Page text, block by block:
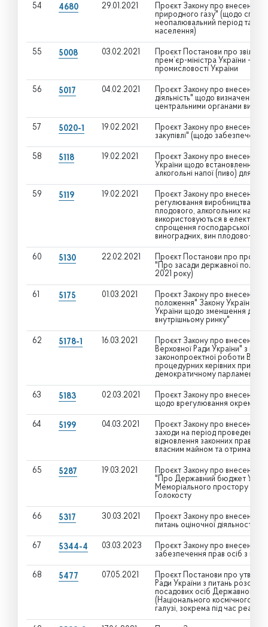
54 4680 29.01.2021
Проєкт Закону про внесення
природного газу" (щодо
неопалювальний період та
населення)
55 5008 03.02.2021
Проєкт Постанови про
прем’єр-міністра України –
промисловості України
56 5017 04.02.2021
Проєкт Закону про внесення
діяльність" щодо визначення
центральними органами
57 5020-1 19.02.2021
Проєкт Закону про внесення
закупівлі" (щодо
58 5118 19.02.2021
Проєкт Закону про внесення
України щодо встановлення
алкогольні напої (пиво) для
59 5119 19.02.2021
Проєкт Закону про внесення
регулювання виробництва і
плодового, алкогольних
використовуються в
спрощення господарської
виноградних, вин плодово-
60 5130 22.02.2021
Проєкт Постанови про
"Про засади державної
2021 року)
61 5175 01.03.2021
Проєкт Закону про внесення
положення" Закону України
України щодо зменшення
внутрішньому ринку"
62 5178-1 16.03.2021
Проєкт Закону про внесення
Верховної Ради України" з
законопроектної роботи
процедурних керівних
демократичному парламенті
63 5183 02.03.2021
Проєкт Закону про внесення
щодо врегулювання окремих
64 5199 04.03.2021
Проєкт Закону про внесення
заходи на період проведення
відновлення законних прав і
власним майном та отримання
65 5287 19.03.2021
Проєкт Закону про внесення
"Про Державний бюджет
Меморіального простору
Голокосту
66 5317 30.03.2021
Проєкт Закону про внесення
питань оціночної діяльності
67 5344-4 03.03.2023
Проєкт Закону про внесення
забезпечення прав осіб з
68 5477 07.05.2021
Проєкт Постанови про
Ради України з питань
посадових осіб Державного
(Національного космічного
галузі, зокрема під час